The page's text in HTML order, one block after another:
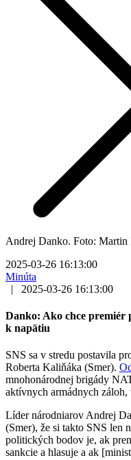
Andrej Danko. Foto: Martin
2025-03-26 16:13:00
Minúta
|
2025-03-26 16:13:00
Danko: Ako chce
k napätiu
SNS sa v stredu postavila
Roberta Kaliňáka (Smer).
mnohonárodnej brigády
aktívnych armádnych záloh,
Líder národniarov Andrej
(Smer), že si takto SNS len
politických bodov je, ak
sankcie a hlasuje a ak